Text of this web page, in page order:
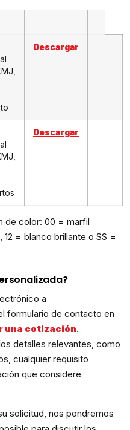
Descargar
Descargar
de color: 00 = marfil
= blanco brillante o SS =
a
formulario de contacto en
una cotización.
detalles relevantes, como
cualquier requisito
que considere
solicitud, nos pondremos